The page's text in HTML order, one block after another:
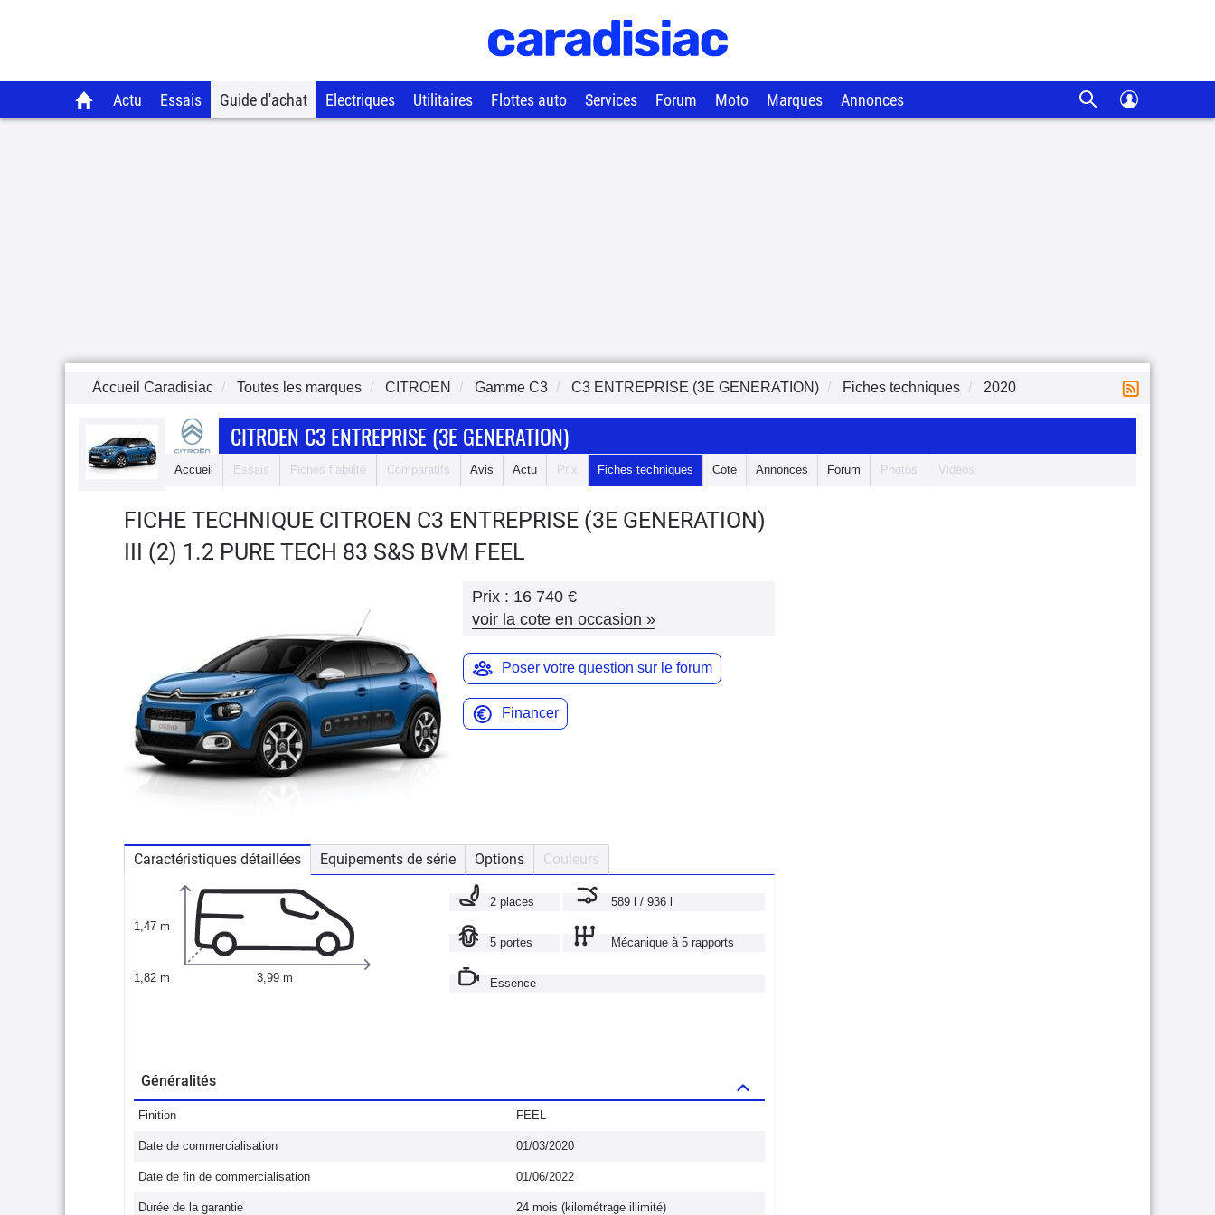
Actu Essais Guide d'achat Electriques Utilitaires Flottes auto Services Forum Moto Marques Annonces
Accueil Caradisiac Toutes les marques CITROEN Gamme C3 C3 ENTREPRISE (3E GENERATION) Fiches techniques 2020
CITROEN C3 ENTREPRISE (3E GENERATION)
Accueil Essais Fiches fiabilité Comparatifs Avis Actu Prix Fiches techniques Cote Annonces Forum Photos Vidéos
FICHE TECHNIQUE CITROEN C3 ENTREPRISE (3E GENERATION)
III (2) 1.2 PURE TECH 83 S&S BVM FEEL
Prix : 16 740 €
voir la cote en occasion »
Poser votre question sur le forum
Financer
Caractéristiques détaillées Equipements de série Options Couleurs
1,47 m
1,82 m 3,99 m
2 places 589 l / 936 l
5 portes Mécanique à 5 rapports
Essence
Généralités
Finition FEEL
Date de commercialisation 01/03/2020
Date de fin de commercialisation 01/06/2022
Durée de la garantie 24 mois (kilométrage illimité)